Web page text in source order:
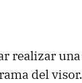
realizar una
del visor.